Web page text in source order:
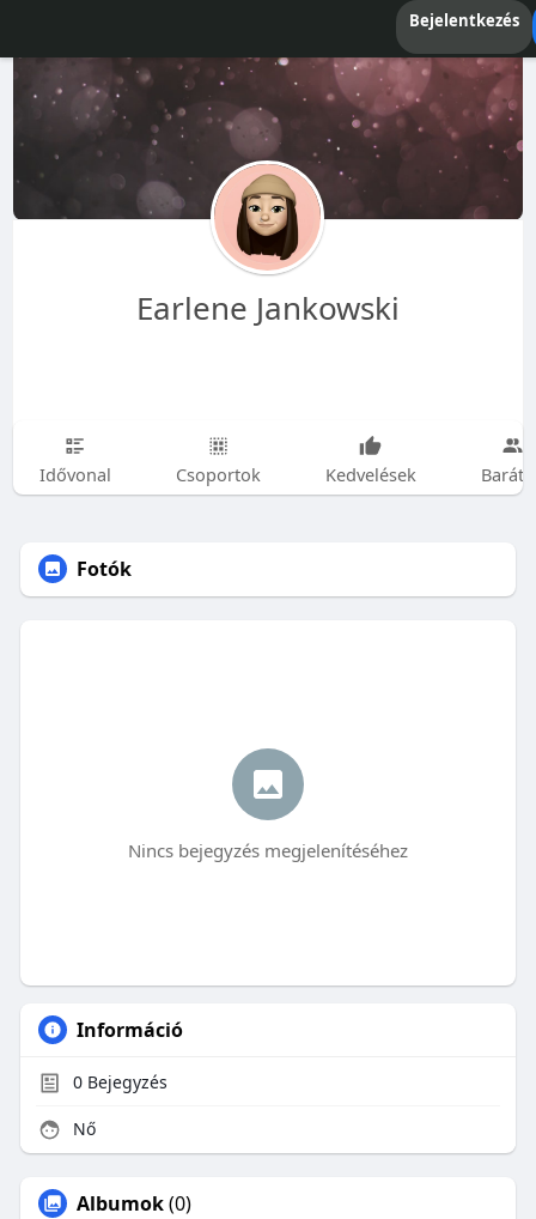
Bejelentkezés
Earlene Jankowski
Idővonal Csoportok Kedvelések
Fotók
Nincs bejegyzés megjelenítéséhez
Információ
0Bejegyzés
Nő
Albumok(0)